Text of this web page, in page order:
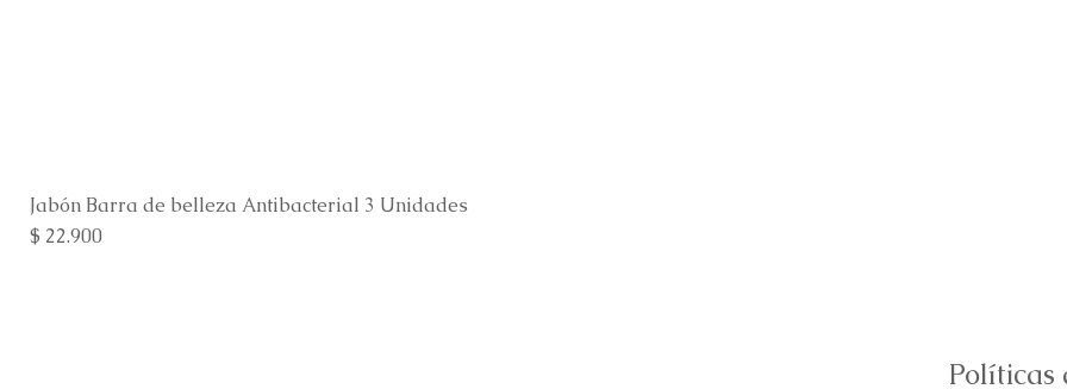
Jabón Barra de belleza Antibacterial 3 Unidades
Precio
$ 22.900
Políticas